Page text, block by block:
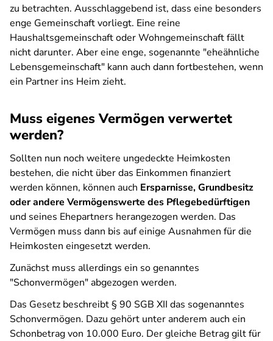
zu betrachten. Ausschlaggebend ist, dass eine besonders
enge Gemeinschaft vorliegt. Eine reine
Haushaltsgemeinschaft oder Wohngemeinschaft fällt
nicht darunter. Aber eine enge, sogenannte "eheähnliche
Lebensgemeinschaft" kann auch dann fortbestehen, wenn
ein Partner ins Heim zieht.
Muss eigenes Vermögen verwertet
werden?
Sollten nun noch weitere ungedeckte Heimkosten
bestehen, die nicht über das Einkommen finanziert
werden können, können auch Ersparnisse, Grundbesitz
oder andere Vermögenswerte des Pflegebedürftigen
und seines Ehepartners herangezogen werden. Das
Vermögen muss dann bis auf einige Ausnahmen für die
Heimkosten eingesetzt werden.
Zunächst muss allerdings ein so genanntes
"Schonvermögen" abgezogen werden.
Das Gesetz beschreibt § 90 SGB XII das sogenanntes
Schonvermögen. Dazu gehört unter anderem auch ein
Schonbetrag von 10.000 Euro. Der gleiche Betrag gilt für